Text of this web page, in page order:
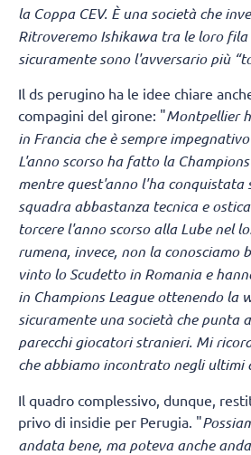
la Coppa CEV. È una società che
Ritroveremo Ishikawa tra le loro fila
sicuramente sono l'avversario più
Il ds perugino ha le idee chiare
compagini del girone: "Montpellier
in Francia che è sempre
L'anno scorso ha fatto la
mentre quest'anno l'ha conquistata
squadra abbastanza tecnica e
torcere l'anno scorso alla Lube nel
rumena, invece, non la conosciamo
vinto lo Scudetto in Romania e
in Champions League ottenendo la
sicuramente una società che punta
parecchi giocatori stranieri. Mi
che abbiamo incontrato negli ultimi
Il quadro complessivo, dunque,
privo di insidie per Perugia. "
andata bene, ma poteva anche